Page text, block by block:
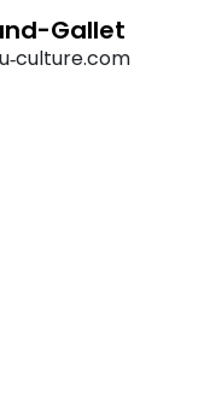
Gallet